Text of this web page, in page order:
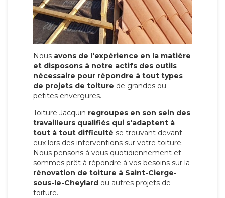
Nous avons de l'expérience en la matière
et disposons à notre actifs des outils
nécessaire pour répondre à tout types
de projets de toiture de grandes ou
petites envergures.
Toiture Jacquin regroupes en son sein des
travailleurs qualifiés qui s'adaptent à
tout à tout difficulté se trouvant devant
eux lors des interventions sur votre toiture.
Nous pensons à vous quotidiennement et
sommes prêt à répondre à vos besoins sur la
rénovation de toiture à Saint-Cierge-
sous-le-Cheylard ou autres projets de
toiture.